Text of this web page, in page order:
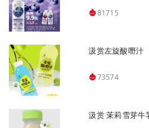
81715
汲赏左旋酸嘢汁
73574
汲赏 茉莉雪芽牛